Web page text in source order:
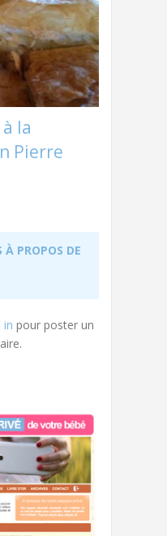
la
Pierre
PROPOS DE
in pour poster un